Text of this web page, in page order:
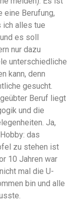
eine Berufung,
ich alles tue
es soll
nur dazu
unterschiedliche
kann, denn
gesucht.
Beruf liegt
und die
Ja,
das
zu stehen ist
10 Jahren war
mal die U-
bin und alle